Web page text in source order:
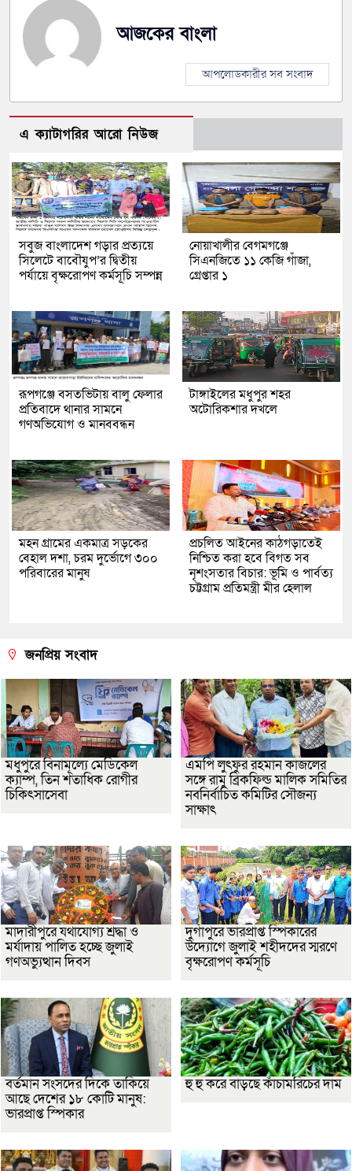
আজকের বাংলা
আপলোডকারীর সব সংবাদ
এ ক্যাটাগরির আরো নিউজ
সবুজ বাংলাদেশ গড়ার প্রত্যয়ে
সিলেটে বাবৌযুপ’র দ্বিতীয়
পর্যায়ে বৃক্ষরোপণ কর্মসূচি সম্পন্ন
নোয়াখালীর বেগমগঞ্জে
সিএনজিতে ১১ কেজি গাঁজা,
গ্রেপ্তার ১
রূপগঞ্জে বসতভিটায় বালু ফেলার
প্রতিবাদে থানার সামনে
গণঅভিযোগ ও মানববন্ধন
টাঙ্গাইলের মধুপুর শহর
অটোরিকশার দখলে
মহন গ্রামের একমাত্র সড়কের
বেহাল দশা, চরম দুর্ভোগে ৩০০
পরিবারের মানুষ
প্রচলিত আইনের কাঠগড়াতেই
নিশ্চিত করা হবে বিগত সব
নৃশংসতার বিচার: ভূমি ও পার্বত্য
চট্টগ্রাম প্রতিমন্ত্রী মীর হেলাল
জনপ্রিয় সংবাদ
মধুপুরে বিনামূল্যে মেডিকেল
ক্যাম্প, তিন শতাধিক রোগীর
চিকিৎসাসেবা
এমপি লুৎফুর রহমান কাজলের
সঙ্গে রামু ব্রিকফিল্ড মালিক সমিতির
নবনির্বাচিত কমিটির সৌজন্য
সাক্ষাৎ
মাদারীপুরে যথাযোগ্য শ্রদ্ধা ও
মর্যাদায় পালিত হচ্ছে জুলাই
গণঅভ্যুত্থান দিবস
দুর্গাপুরে ভারপ্রাপ্ত স্পিকারের
উদ্যোগে জুলাই শহীদদের স্মরণে
বৃক্ষরোপণ কর্মসূচি
বর্তমান সংসদের দিকে তাকিয়ে
আছে দেশের ১৮ কোটি মানুষ:
ভারপ্রাপ্ত স্পিকার
হু হু করে বাড়ছে কাঁচামরিচের দাম